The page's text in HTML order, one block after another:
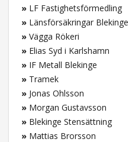
» LF Fastighetsförmedling
» Länsförsäkringar Blekinge
» Vägga Rökeri
» Elias Syd i Karlshamn
» IF Metall Blekinge
» Tramek
» Jonas Ohlsson
» Morgan Gustavsson
» Blekinge Stensättning
» Mattias Brorsson